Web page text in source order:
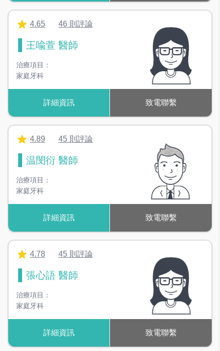
4.65 46 則評論
王喩萱 醫師
治療項目：
家庭牙科
詳細資訊 致電聯繫
4.89 45 則評論
温閔衍 醫師
治療項目：
家庭牙科
詳細資訊 致電聯繫
4.78 45 則評論
張心語 醫師
治療項目：
家庭牙科
詳細資訊 致電聯繫